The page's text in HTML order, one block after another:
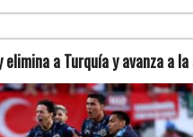
elimina a Turquía y avanza a